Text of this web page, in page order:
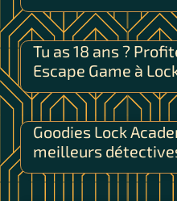
Tu as 18 ans ?
Escape Game à
Goodies Lock
meilleurs